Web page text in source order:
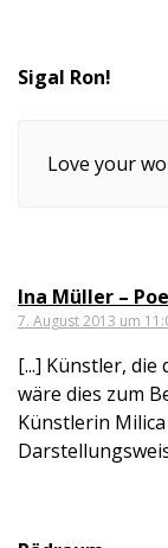
Sigal Ron!
Love your
Ina Müller –
7. August 2013 um
[...] Künstler,
wäre dies zum
Künstlerin